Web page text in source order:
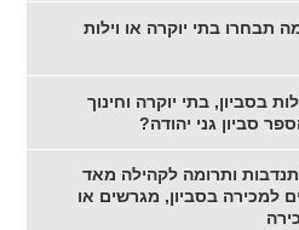
תבחרו בתי יוקרה או וילות
בסביון, בתי יוקרה וחינוך
סביון גני יהודה?
ותרומה לקהילה מאד
למכירה בסביון, מגרשים או